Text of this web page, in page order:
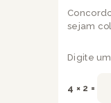
sejam
Digite
4 × 2 =